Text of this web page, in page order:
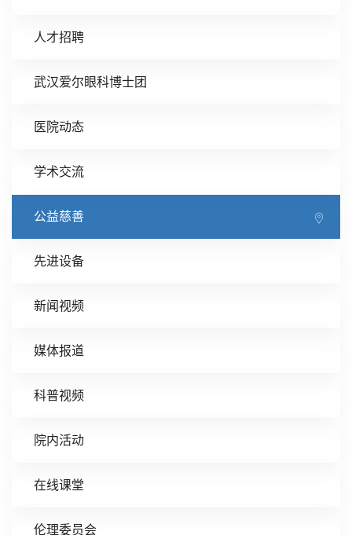
人才招聘
武汉爱尔眼科博士团
医院动态
学术交流
公益慈善
先进设备
新闻视频
媒体报道
科普视频
院内活动
在线课堂
伦理委员会